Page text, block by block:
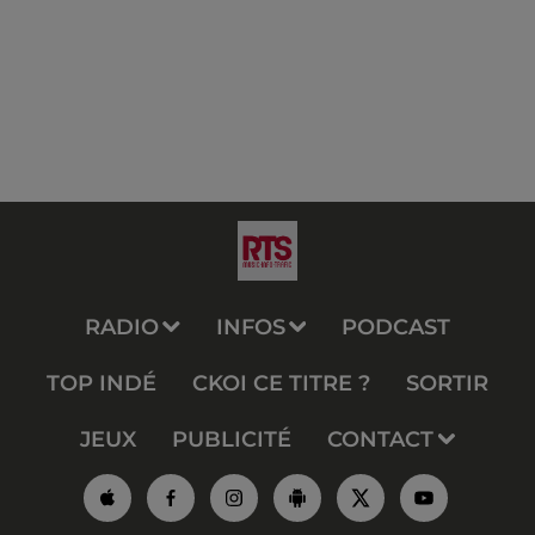
RADIO INFOS PODCAST
TOP INDÉ CKOI CE TITRE ? SORTIR
JEUX PUBLICITÉ CONTACT